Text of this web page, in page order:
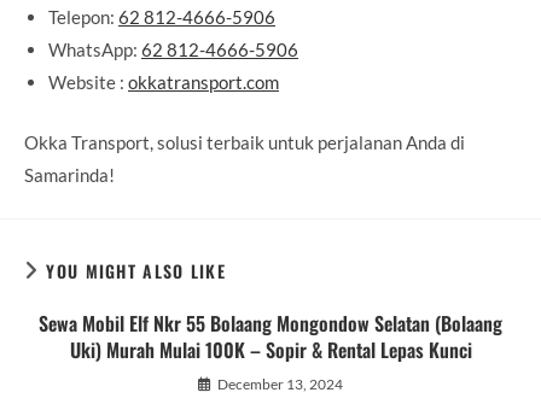
Telepon: 62 812-4666-5906
WhatsApp: 62 812-4666-5906
Website : okkatransport.com
Okka Transport, solusi terbaik untuk perjalanan Anda di
Samarinda!
YOU MIGHT ALSO LIKE
Sewa Mobil Elf Nkr 55 Bolaang Mongondow Selatan (Bolaang
Uki) Murah Mulai 100K – Sopir & Rental Lepas Kunci
December 13, 2024